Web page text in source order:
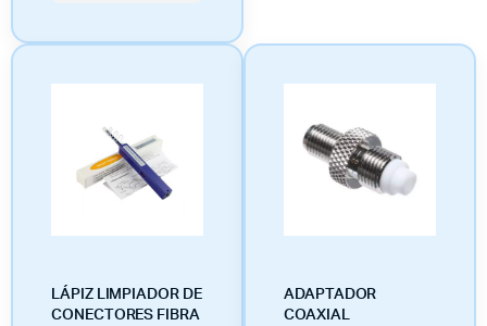
LÁPIZ LIMPIADOR DE
CONECTORES FIBRA
ADAPTADOR
COAXIAL